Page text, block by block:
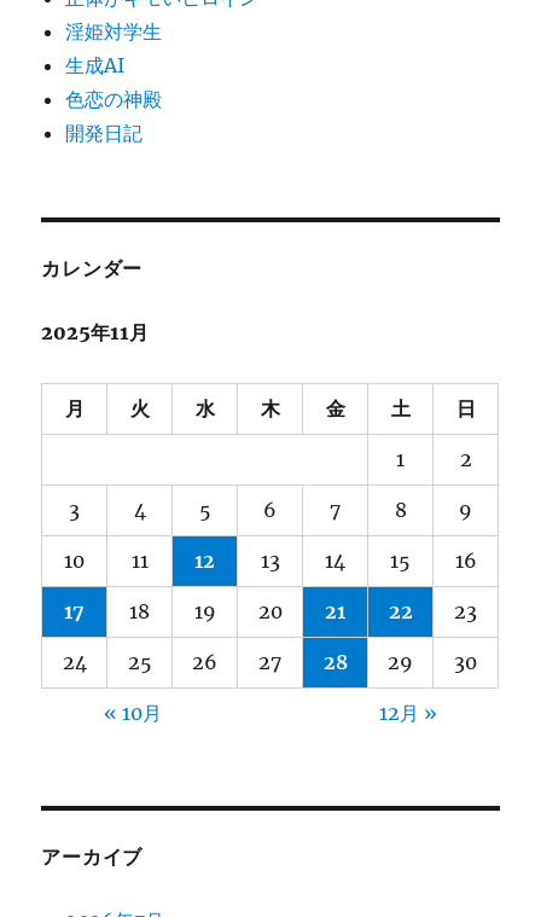
淫姫対学生
生成AI
色恋の神殿
開発日記
カレンダー
2025年11月
月 火 水 木 金 土 日
1 2
3 4 5 6 7 8 9
10 11 12 13 14 15 16
17 18 19 20 21 22 23
24 25 26 27 28 29 30
« 10月 12月 »
アーカイブ